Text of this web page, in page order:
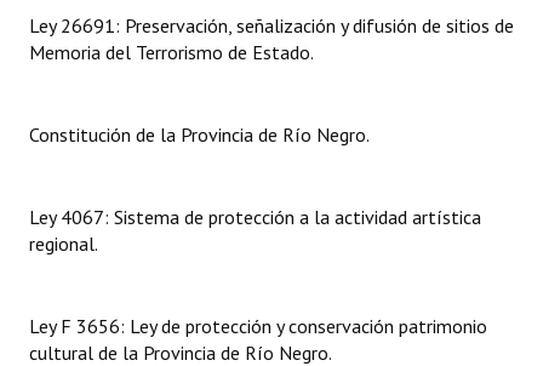
Organigrama
Informes de Gestión
Dictámenes Asesoría Letrada
Informes de Unidad Coordinadora
Ley 26691: Preservación, señalización y difusión de sitios de
Memoria del Terrorismo de Estado.
Constitución de la Provincia de Río Negro.
Ley 4067: Sistema de protección a la actividad artística
regional.
Ley F 3656: Ley de protección y conservación patrimonio
cultural de la Provincia de Río Negro.